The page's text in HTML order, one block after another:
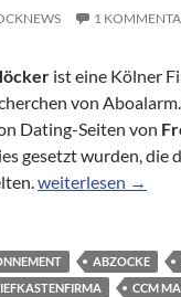
1
ist eine Kölner
von
Dating-Seiten von
gesetzt wurden, die
Nähe zu
weiterlesen →
ABZOCKE
CCM